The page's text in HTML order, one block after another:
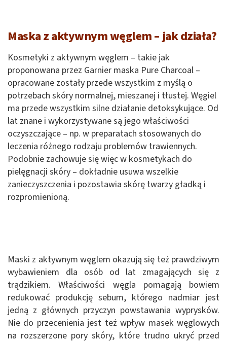
Maska z aktywnym węglem – jak działa?
Kosmetyki z aktywnym węglem – takie jak
proponowana przez Garnier maska Pure Charcoal –
opracowane zostały przede wszystkim z myślą o
potrzebach skóry normalnej, mieszanej i tłustej. Węgiel
ma przede wszystkim silne działanie detoksykujące. Od
lat znane i wykorzystywane są jego właściwości
oczyszczające – np. w preparatach stosowanych do
leczenia różnego rodzaju problemów trawiennych.
Podobnie zachowuje się więc w kosmetykach do
pielęgnacji skóry – dokładnie usuwa wszelkie
zanieczyszczenia i pozostawia skórę twarzy gładką i
rozpromienioną.
Maski z aktywnym węglem okazują się też prawdziwym
wybawieniem dla osób od lat zmagających się z
trądzikiem. Właściwości węgla pomagają bowiem
redukować produkcję sebum, którego nadmiar jest
jedną z głównych przyczyn powstawania wyprysków.
Nie do przecenienia jest też wpływ masek węglowych
na rozszerzone pory skóry, które trudno ukryć przed